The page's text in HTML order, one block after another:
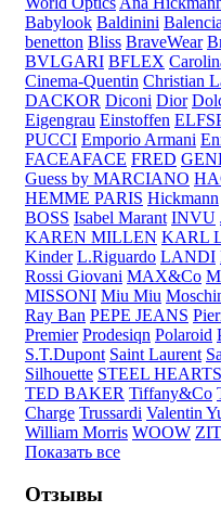
Babylook Baldinini
benetton Bliss BraveWear
BVLGARI BFLEX
Cinema-Quentin Christian
DACKOR Diconi Dior
Eigengrau Einstoffen
PUCCI Emporio Armani
FACEAFACE FRED
Guess by MARCIANO
HEMME PARIS Hickmann
BOSS Isabel Marant INVU
KAREN MILLEN KARL
Kinder L.Riguardo LANDI
Rossi Giovani MAX&Co
MISSONI Miu Miu
Ray Ban PEPE JEANS
Premier Prodesiqn Polaroid
S.T.Dupont Saint Laurent
Silhouette STEEL HEARTS
TED BAKER Tiffany&Co
Charge Trussardi Valentin
William Morris WOOW
Показать все
Отзывы